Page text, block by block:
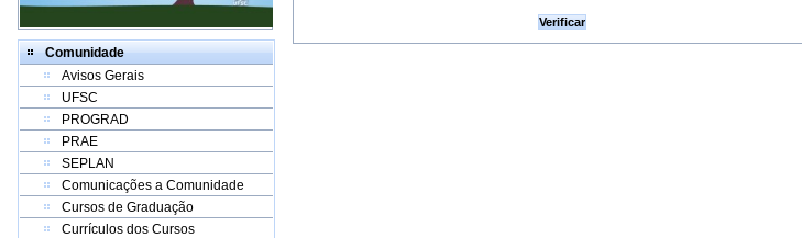
Comunidade
Avisos Gerais
UFSC
PROGRAD
PRAE
SEPLAN
Comunicações a Comunidade
Cursos de Graduação
Currículos dos Cursos